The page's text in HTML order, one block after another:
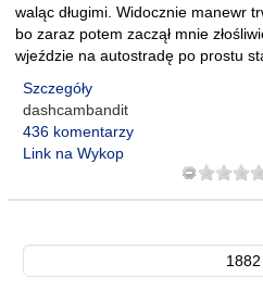
waląc długimi. Widocznie manewr
bo zaraz potem zaczął mnie
wjeździe na autostradę po prostu
Szczegóły
dashcambandit
436 komentarzy
Link na Wykop
1882